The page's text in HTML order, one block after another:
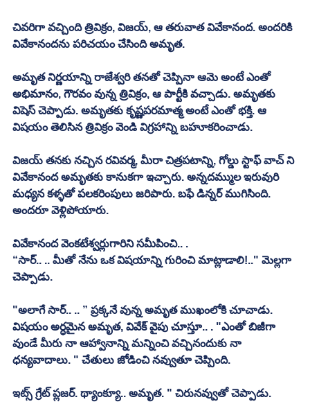
చివరిగా వచ్చింది త్రివిక్రం, విజయ్, ఆ తరువాత వివేకానంద. అందరికి
వివేకానందను పరిచయం చేసింది అమృత.
అమృత నిర్ణయాన్ని రాజేశ్వరి తనతో చెప్పినా ఆమె అంటే ఎంతో
అభిమానం, గౌరవం వున్న త్రివిక్రం, ఆ పార్టీకి వచ్చాడు. అమృతకు
విషెస్ చెప్పాడు. అమృతకు కృష్ణపరమాత్మ అంటే ఎంతో భక్తి. ఆ
విషయం తెలిసిన త్రివిక్రం వెండి విగ్రహాన్ని బహూకరించాడు.
విజయ్ తనకు నచ్చిన రవివర్మ, మీరా చిత్రపటాన్ని, గోల్డు స్టాఫ్ వాచ్ ని
వివేకానంద అమృతకు కానుకగా ఇచ్చారు. అన్నదమ్ముల ఇరువురి
మధ్యన కళ్ళతో పలకరింపులు జరిపారు. బఫే డిన్నర్ ముగిసింది.
అందరూ వెళ్లిపోయారు.
వివేకానంద వెంకటేశ్వర్లుగారిని సమీపించి.. .
“సార్.. .. మీతో నేను ఒక విషయాన్ని గురించి మాట్లాడాలి!.." మెల్లగా
చెప్పాడు.
"అలాగే సార్.. .. ” ప్రక్కనే వున్న అమృత ముఖంలోకి చూచాడు.
విషయం అర్ధమైన అమృత, వివేక్ వైపు చూస్తూ.. . "ఎంతో బిజీగా
వుండే మీరు నా ఆహ్వానాన్ని మన్నించి వచ్చినందుకు నా
ధన్యవాదాలు. " చేతులు జోడించి నవ్వుతూ చెప్పింది.
ఇట్స్ గ్రేట్ ప్లజర్. థ్యాంక్యూ.. అమృత. " చిరునవ్వుతో చెప్పాడు.